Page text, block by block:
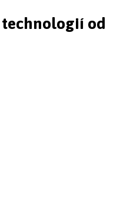
od